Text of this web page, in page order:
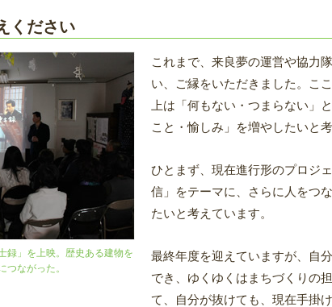
ください
これまで、来良夢の運営や協力
い、ご縁をいただきました。こ
上は「何もない・つまらない」
こと・愉しみ」を増やしたいと
ひとまず、現在進行形のプロジ
信」をテーマに、さらに人をつ
たいと考えています。
最終年度を迎えていますが、自
でき、ゆくゆくはまちづくりの
て、自分が抜けても、現在手掛
録」を上映。歴史ある建物を
つながった。